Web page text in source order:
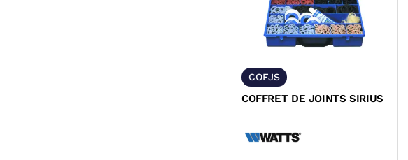
COFJS
COFFRET DE JOINTS SIRIUS